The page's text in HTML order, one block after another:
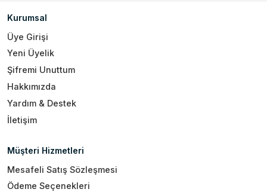
Kurumsal
Üye Girişi
Yeni Üyelik
Şifremi Unuttum
Hakkımızda
Yardım & Destek
İletişim
Müşteri Hizmetleri
Mesafeli Satış Sözleşmesi
Ödeme Seçenekleri